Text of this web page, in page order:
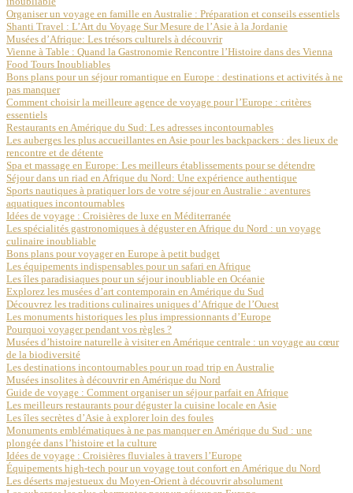
Organiser un voyage en famille en Australie : Préparation et conseils essentiels
Shanti Travel : L’Art du Voyage Sur Mesure de l’Asie à la Jordanie
Musées d’Afrique: Les trésors culturels à découvrir
Vienne à Table : Quand la Gastronomie Rencontre l’Histoire dans des Vienna
Food Tours Inoubliables
Bons plans pour un séjour romantique en Europe : destinations et activités à ne
pas manquer
Comment choisir la meilleure agence de voyage pour l’Europe : critères
essentiels
Restaurants en Amérique du Sud: Les adresses incontournables
Les auberges les plus accueillantes en Asie pour les backpackers : des lieux de
rencontre et de détente
Spa et massage en Europe: Les meilleurs établissements pour se détendre
Séjour dans un riad en Afrique du Nord: Une expérience authentique
Sports nautiques à pratiquer lors de votre séjour en Australie : aventures
aquatiques incontournables
Idées de voyage : Croisières de luxe en Méditerranée
Les spécialités gastronomiques à déguster en Afrique du Nord : un voyage
culinaire inoubliable
Bons plans pour voyager en Europe à petit budget
Les équipements indispensables pour un safari en Afrique
Les îles paradisiaques pour un séjour inoubliable en Océanie
Explorez les musées d’art contemporain en Amérique du Sud
Découvrez les traditions culinaires uniques d’Afrique de l’Ouest
Les monuments historiques les plus impressionnants d’Europe
Pourquoi voyager pendant vos règles ?
Musées d’histoire naturelle à visiter en Amérique centrale : un voyage au cœur
de la biodiversité
Les destinations incontournables pour un road trip en Australie
Musées insolites à découvrir en Amérique du Nord
Guide de voyage : Comment organiser un séjour parfait en Afrique
Les meilleurs restaurants pour déguster la cuisine locale en Asie
Les îles secrètes d’Asie à explorer loin des foules
Monuments emblématiques à ne pas manquer en Amérique du Sud : une
plongée dans l’histoire et la culture
Idées de voyage : Croisières fluviales à travers l’Europe
Équipements high-tech pour un voyage tout confort en Amérique du Nord
Les déserts majestueux du Moyen-Orient à découvrir absolument